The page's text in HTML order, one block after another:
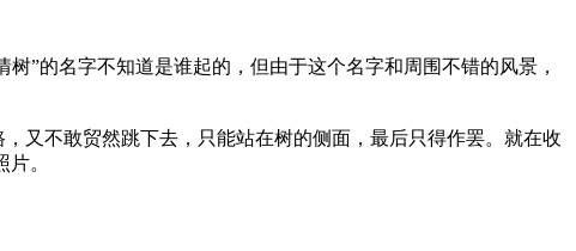
”的名字不知道是谁起的，但由于这个名字和周围不错的风景，
又不敢贸然跳下去，只能站在树的侧面，最后只得作罢。就在收
。